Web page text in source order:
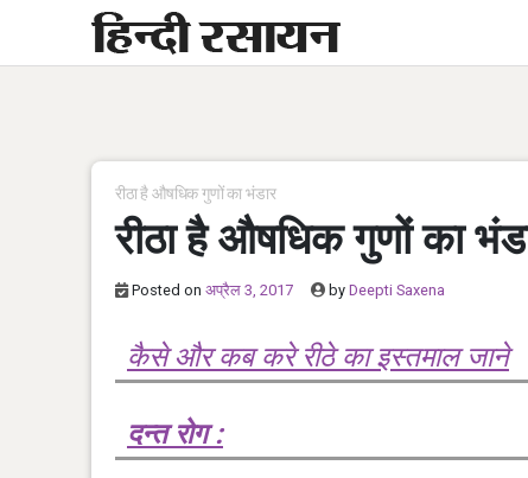
content
रीठा है औषधिक गुणों का भंडार
रीठा है औषधिक गुणों का
Posted on अप्रैल 3, 2017 by Deepti Saxena
कैसे और कब करे रीठे का इस्तमाल जाने
दन्त रोग :